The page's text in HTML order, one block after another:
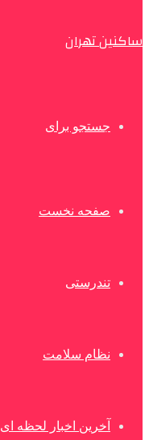
ساکنین تهران
جستجو برای
صفحه نخست
تندرستی
نظام سلامت
آخرین اخبار لحظه ای